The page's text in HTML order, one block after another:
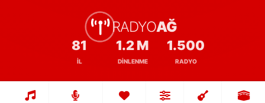
RADYOAĞ
81
İL
1.2 M
DINLENME
1.500
RADYO